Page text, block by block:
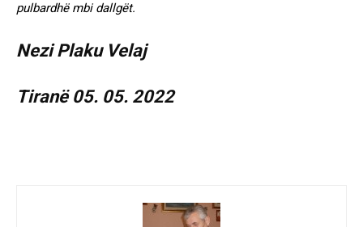
pulbardhë mbi dallgët.
Nezi Plaku Velaj
Tiranë 05. 05. 2022